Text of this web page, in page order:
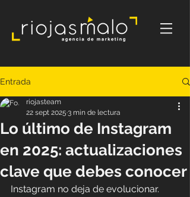
Entrada
Lo último de Instagram
en 2025: actualizaciones
clave que debes conocer
riojasteam
22 sept 2025 3 min de lectura
Instagram no deja de evolucionar.